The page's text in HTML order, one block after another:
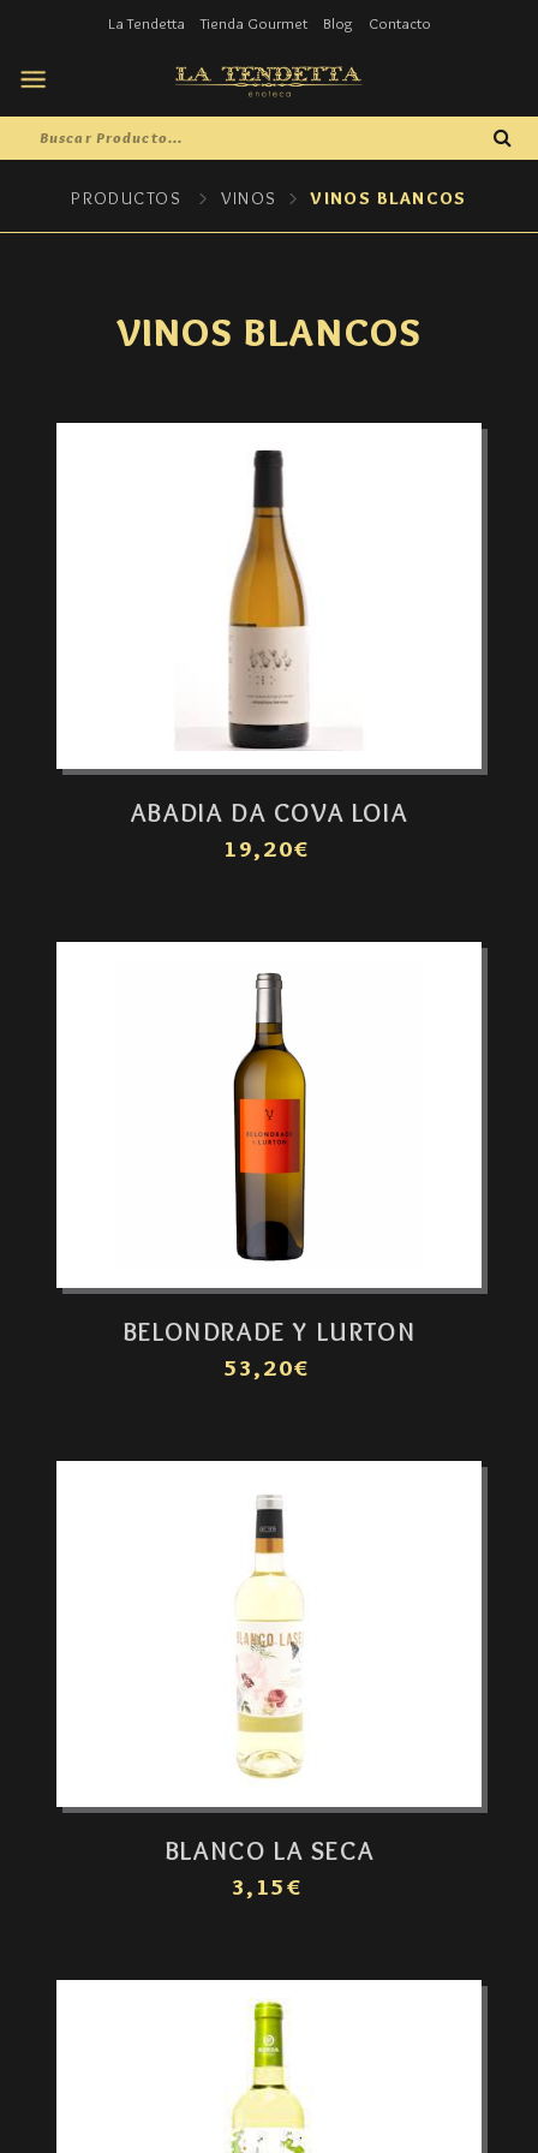
La Tendetta Tienda Gourmet Blog Contacto
PRODUCTOS VINOS VINOS BLANCOS
VINOS BLANCOS
ABADIA DA COVA LOIA
19,20€
BELONDRADE Y LURTON
53,20€
BLANCO LA SECA
3,15€